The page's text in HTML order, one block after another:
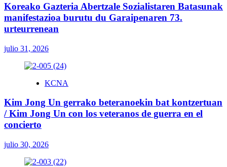
Koreako Gazteria Abertzale Sozialistaren Batasunak
manifestazioa burutu du Garaipenaren 73.
urteurrenean
julio 31, 2026
KCNA
Kim Jong Un gerrako beteranoekin bat kontzertuan
/ Kim Jong Un con los veteranos de guerra en el
concierto
julio 30, 2026